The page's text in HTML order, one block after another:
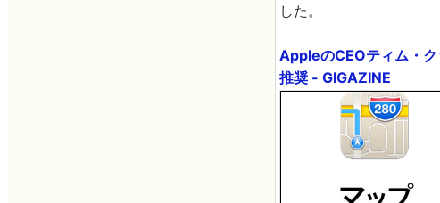
した。
AppleのCEOティム・
推奨 - GIGAZINE